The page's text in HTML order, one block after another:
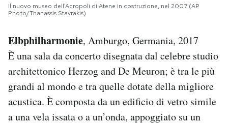
Il nuovo museo dell’Acropoli di Atene in costruzione, nel 2007 (AP
Photo/Thanassis Stavrakis)
Elbphilharmonie, Amburgo, Germania, 2017
È una sala da concerto disegnata dal celebre studio
architettonico Herzog and De Meuron; è tra le più
grandi al mondo e tra quelle dotate della migliore
acustica. È composta da un edificio di vetro simile
a una vela issata o a un’onda, appoggiato su un